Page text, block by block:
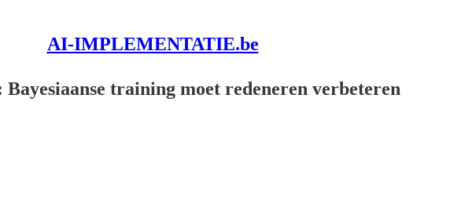
AI-IMPLEMENTATIE.be
training moet redeneren verbeteren